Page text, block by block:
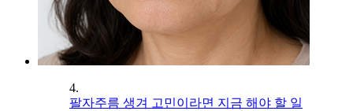
4.
팔자주름 생겨 고민이라면 지금 해야 할 일